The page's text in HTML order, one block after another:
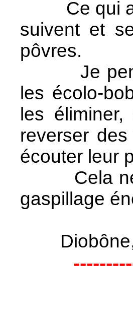
Ce qui a
suivent et
pôvres.
Je pense
les écolo-
les
reverser
écouter leur
Cela ne
gaspillage